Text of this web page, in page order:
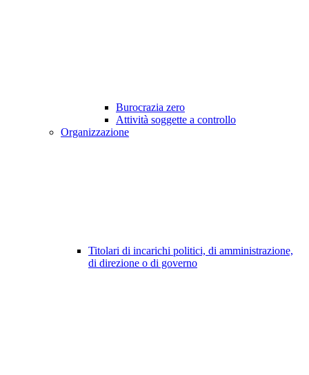
Burocrazia zero
Attività soggette a controllo
Organizzazione
Titolari di incarichi politici, di amministrazione,
di direzione o di governo